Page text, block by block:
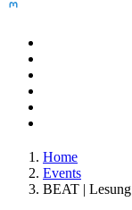
Home
Events
BEAT | Lesung